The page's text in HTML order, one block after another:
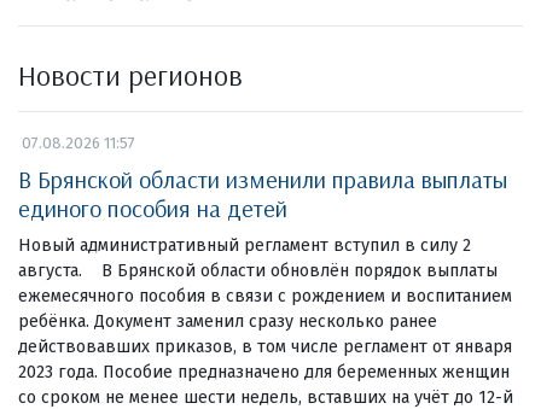
Новости регионов
07.08.2026 11:57
В Брянской области изменили правила выплаты
единого пособия на детей
Новый административный регламент вступил в силу 2
августа. В Брянской области обновлён порядок выплаты
ежемесячного пособия в связи с рождением и воспитанием
ребёнка. Документ заменил сразу несколько ранее
действовавших приказов, в том числе регламент от января
2023 года. Пособие предназначено для беременных женщин
со сроком не менее шести недель, вставших на учёт до 12-й